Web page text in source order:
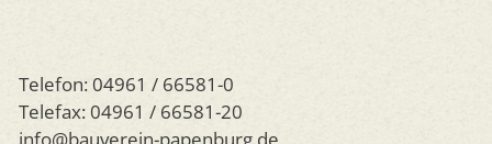
Telefon: 04961 / 66581-0
Telefax: 04961 / 66581-20